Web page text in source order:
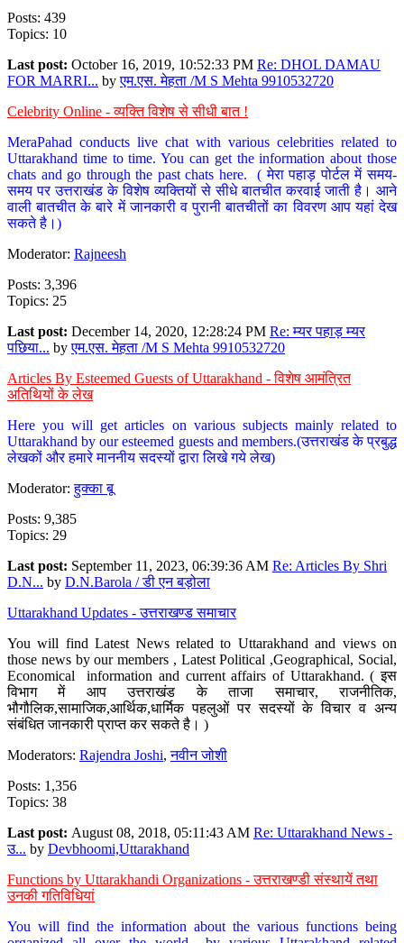
Posts: 439
Topics: 10
Last post: October 16, 2019, 10:52:33 PM Re: DHOL DAMAU
FOR MARRI... byएम.एस. मेहता /M S Mehta 9910532720
Celebrity Online - व्यक्ति विशेष से सीधी बात !
MeraPahad conducts live chat with various celebrities related to
Uttarakhand time to time. You can get the information about those
chats and go through the past chats here. ( मेरा पहाड़ पोर्टल में समय-
समय पर उत्तराखंड के विशेष व्यक्तियों से सीधे बातचीत करवाई जाती है। आने
वाली बातचीत के बारे में जानकारी व पुरानी बातचीतों का विवरण आप यहां देख
सकते है।)
Moderator: Rajneesh
Posts: 3,396
Topics: 25
Last post: December 14, 2020, 12:28:24 PM Re: म्यर पहाड़ म्यर
पछिया... byएम.एस. मेहता /M S Mehta 9910532720
Articles By Esteemed Guests of Uttarakhand - विशेष आमंत्रित
अतिथियों के लेख
Here you will get articles on various subjects mainly related to
Uttarakhand by our esteemed guests and members.(उत्तराखंड के प्रबुद्ध
लेखकों और हमारे माननीय सदस्यों द्वारा लिखे गये लेख)
Moderator:हुक्का बू
Posts: 9,385
Topics: 29
Last post: September 11, 2023, 06:39:36 AM Re: Articles By Shri
D.N... by D.N.Barola / डी एन बड़ोला
Uttarakhand Updates - उत्तराखण्ड समाचार
You will find Latest News related to Uttarakhand and views on
those news by our members , Latest Political ,Geographical, Social,
Economical information and current affairs of Uttarakhand. ( इस
विभाग में आप उत्तराखंड के ताजा समाचार, राजनीतिक,
भौगौलिक,सामाजिक,आर्थिक,धार्मिक पहलुओं पर सदस्यों के विचार व अन्य
संबंधित जानकारी प्राप्त कर सकते है। )
Moderators: Rajendra Joshi,नवीन जोशी
Posts: 1,356
Topics: 38
Last post: August 08, 2018, 05:11:43 AM Re: Uttarakhand News -
उ... by Devbhoomi,Uttarakhand
Functions by Uttarakhandi Organizations - उत्तराखण्डी संस्थायें तथा
उनकी गतिविधियां
You will find the information about the various functions being